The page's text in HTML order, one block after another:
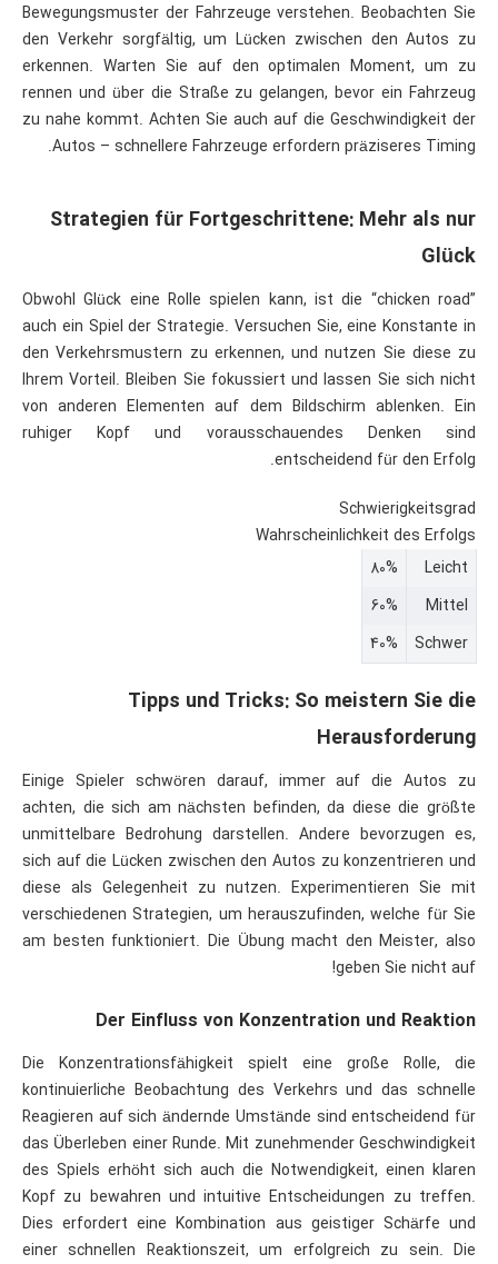
Bewegungsmuster der Fahrzeuge verstehen. Beobachten Sie
den Verkehr sorgfältig, um Lücken zwischen den Autos zu
erkennen. Warten Sie auf den optimalen Moment, um zu
rennen und über die Straße zu gelangen, bevor ein Fahrzeug
zu nahe kommt. Achten Sie auch auf die Geschwindigkeit der
Autos – schnellere Fahrzeuge erfordern präziseres Timing.
Strategien für Fortgeschrittene: Mehr als nur
Glück
Obwohl Glück eine Rolle spielen kann, ist die “chicken road”
auch ein Spiel der Strategie. Versuchen Sie, eine Konstante in
den Verkehrsmustern zu erkennen, und nutzen Sie diese zu
Ihrem Vorteil. Bleiben Sie fokussiert und lassen Sie sich nicht
von anderen Elementen auf dem Bildschirm ablenken. Ein
ruhiger Kopf und vorausschauendes Denken sind
entscheidend für den Erfolg.
Schwierigkeitsgrad
Wahrscheinlichkeit des Erfolgs
Leicht
80%
Mittel
60%
Schwer
40%
Tipps und Tricks: So meistern Sie die
Herausforderung
Einige Spieler schwören darauf, immer auf die Autos zu
achten, die sich am nächsten befinden, da diese die größte
unmittelbare Bedrohung darstellen. Andere bevorzugen es,
sich auf die Lücken zwischen den Autos zu konzentrieren und
diese als Gelegenheit zu nutzen. Experimentieren Sie mit
verschiedenen Strategien, um herauszufinden, welche für Sie
am besten funktioniert. Die Übung macht den Meister, also
geben Sie nicht auf!
Der Einfluss von Konzentration und Reaktion
Die Konzentrationsfähigkeit spielt eine große Rolle, die
kontinuierliche Beobachtung des Verkehrs und das schnelle
Reagieren auf sich ändernde Umstände sind entscheidend für
das Überleben einer Runde. Mit zunehmender Geschwindigkeit
des Spiels erhöht sich auch die Notwendigkeit, einen klaren
Kopf zu bewahren und intuitive Entscheidungen zu treffen.
Dies erfordert eine Kombination aus geistiger Schärfe und
einer schnellen Reaktionszeit, um erfolgreich zu sein. Die